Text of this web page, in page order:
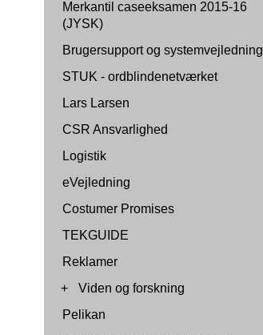
Merkantil caseeksamen 2015-16
(JYSK)
Brugersupport og systemvejledning
STUK - ordblindenetværket
Lars Larsen
CSR Ansvarlighed
Logistik
eVejledning
Costumer Promises
TEKGUIDE
Reklamer
+
Viden og forskning
Pelikan